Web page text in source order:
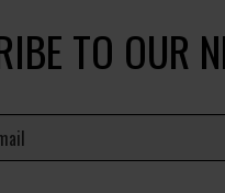
TO OUR